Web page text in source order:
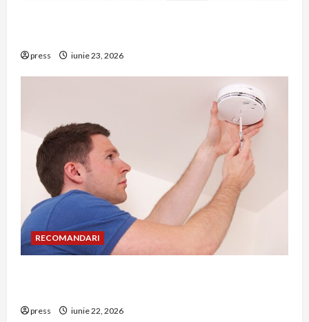
press iunie 23, 2026
RECOMANDARI
press iunie 22, 2026